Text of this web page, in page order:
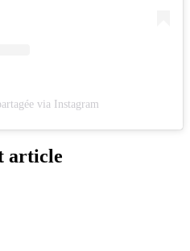
via Instagram
article